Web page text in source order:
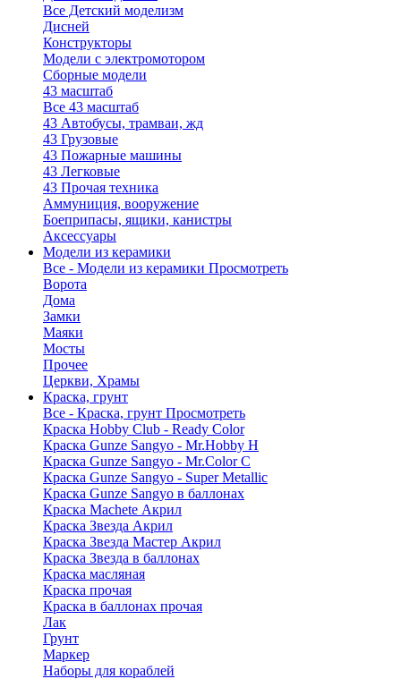
Все Детский моделизм
Дисней
Конструкторы
Модели с электромотором
Сборные модели
43 масштаб
Все 43 масштаб
43 Автобусы, трамваи, жд
43 Грузовые
43 Пожарные машины
43 Легковые
43 Прочая техника
Аммуниция, вооружение
Боеприпасы, ящики, канистры
Аксессуары
Модели из керамики
Все - Модели из керамики Просмотреть
Ворота
Дома
Замки
Маяки
Мосты
Прочее
Церкви, Храмы
Краска, грунт
Все - Краска, грунт Просмотреть
Краска Hobby Club - Ready Color
Краска Gunze Sangyo - Mr.Hobby H
Краска Gunze Sangyo - Mr.Color C
Краска Gunze Sangyo - Super Metallic
Краска Gunze Sangyo в баллонах
Краска Machete Акрил
Краска Звезда Акрил
Краска Звезда Мастер Акрил
Краска Звезда в баллонах
Краска масляная
Краска прочая
Краска в баллонах прочая
Лак
Грунт
Маркер
Наборы для кораблей